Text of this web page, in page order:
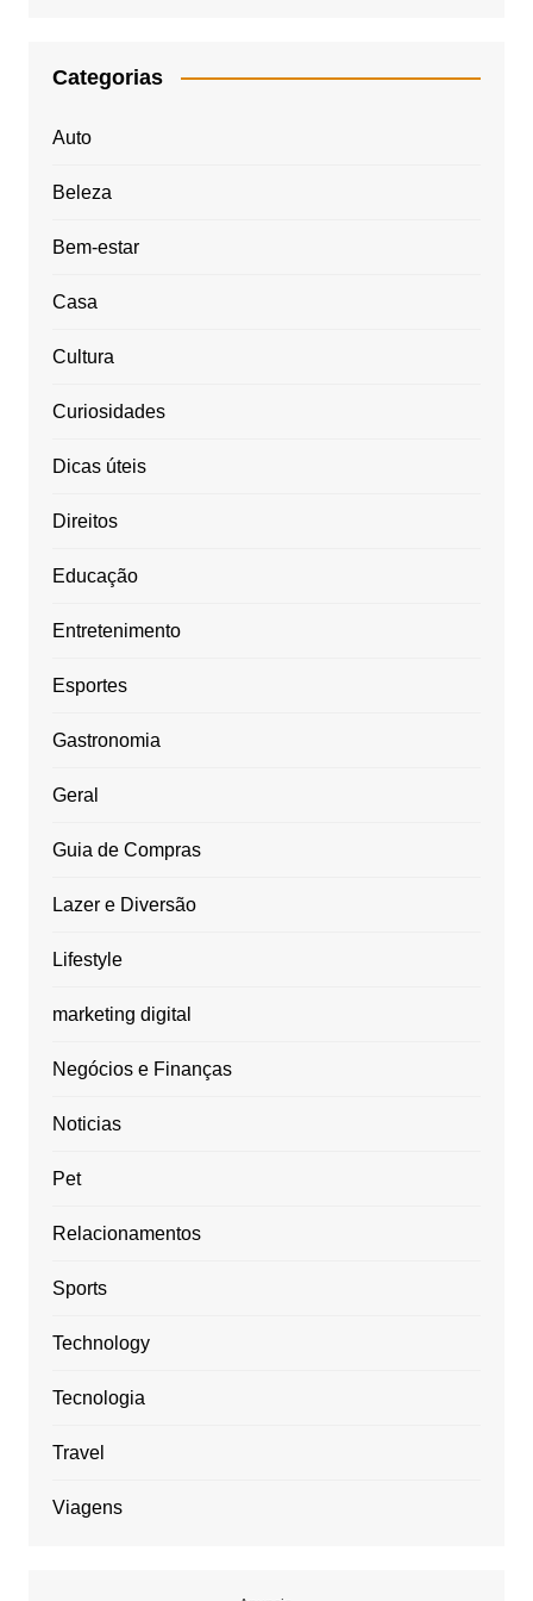
Categorias
Auto
Beleza
Bem-estar
Casa
Cultura
Curiosidades
Dicas úteis
Direitos
Educação
Entretenimento
Esportes
Gastronomia
Geral
Guia de Compras
Lazer e Diversão
Lifestyle
marketing digital
Negócios e Finanças
Noticias
Pet
Relacionamentos
Sports
Technology
Tecnologia
Travel
Viagens